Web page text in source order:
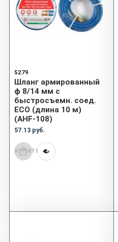
5279
Шланг армированный
ф 8/14 мм с
быстросъемн. соед.
ECO (длина 10 м)
(AHF-108)
57.13 руб.
КУПИТЬ